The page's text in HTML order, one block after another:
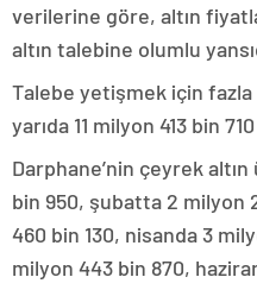
verilerine göre, altın
altın talebine olumlu
Talebe yetişmek için
yarıda 11 milyon 413 bin
Darphane’nin çeyrek
bin 950, şubatta 2 milyon
460 bin 130, nisanda 3
milyon 443 bin 870,